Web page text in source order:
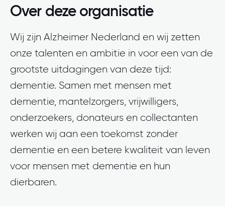
Over deze organisatie
Wij zijn Alzheimer Nederland en wij zetten
onze talenten en ambitie in voor een van de
grootste uitdagingen van deze tijd:
dementie. Samen met mensen met
dementie, mantelzorgers, vrijwilligers,
onderzoekers, donateurs en collectanten
werken wij aan een toekomst zonder
dementie en een betere kwaliteit van leven
voor mensen met dementie en hun
dierbaren.